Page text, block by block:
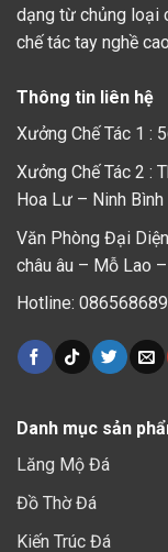
dạng từ chủng loại
chế tác tay nghề
Thông tin liên hệ
Xưởng Chế Tác 1 :
Xưởng Chế Tác 2 :
Hoa Lư – Ninh Bình
Văn Phòng Đại
châu âu – Mỗ Lao
Hotline:
Danh mục sản
Lăng Mộ Đá
Đồ Thờ Đá
Kiến Trúc Đá